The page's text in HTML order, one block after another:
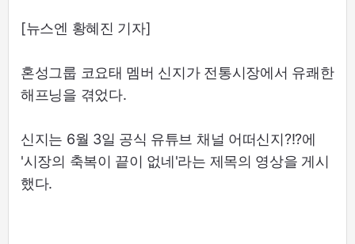
[뉴스엔 황혜진 기자]
혼성그룹 코요태 멤버 신지가 전통시장에서 유쾌한
해프닝을 겪었다.
신지는 6월 3일 공식 유튜브 채널 어떠신지?!?에
'시장의 축복이 끝이 없네'라는 제목의 영상을 게시
했다.